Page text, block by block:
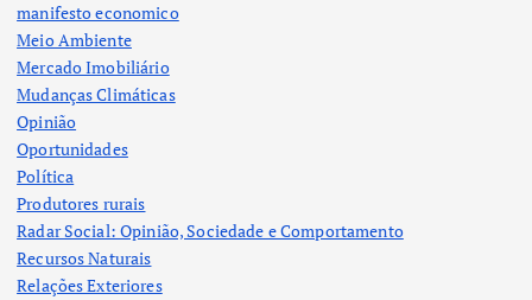
manifesto economico
Meio Ambiente
Mercado Imobiliário
Mudanças Climáticas
Opinião
Oportunidades
Política
Produtores rurais
Radar Social: Opinião, Sociedade e Comportamento
Recursos Naturais
Relações Exteriores